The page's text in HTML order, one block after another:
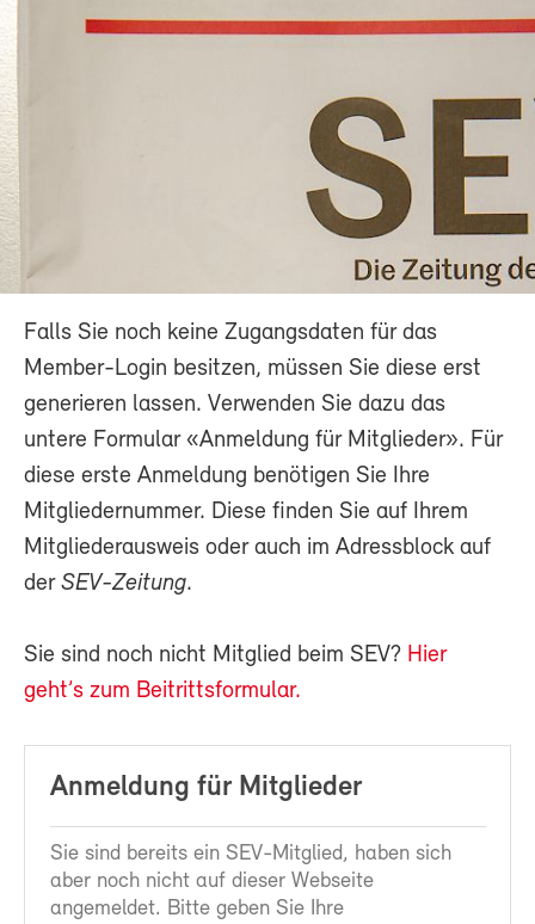
Falls Sie noch keine Zugangsdaten für das
Member-Login besitzen, müssen Sie diese erst
generieren lassen. Verwenden Sie dazu das
untere Formular «Anmeldung für Mitglieder». Für
diese erste Anmeldung benötigen Sie Ihre
Mitgliedernummer. Diese finden Sie auf Ihrem
Mitgliederausweis oder auch im Adressblock auf
der SEV-Zeitung.
Sie sind noch nicht Mitglied beim SEV? Hier
geht’s zum Beitrittsformular.
Anmeldung für Mitglieder
Sie sind bereits ein SEV-Mitglied, haben sich
aber noch nicht auf dieser Webseite
angemeldet. Bitte geben Sie Ihre